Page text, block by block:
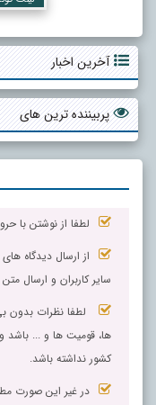
آخرین اخبار
پربیننده ترین های
لطفا از نوشتن با
از ارسال دیدگاه
سایر کاربران و ارسال
لطفا نظرات بدون
ها، قومیت ها و ... باشد
کشور نداشته باشد.
در غیر این صورت